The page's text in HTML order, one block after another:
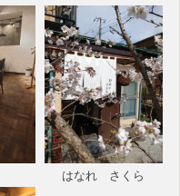
はなれ さくら